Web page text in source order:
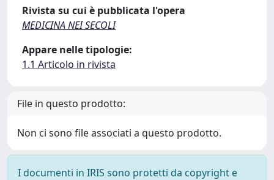
Rivista su cui è pubblicata l'opera
MEDICINA NEI SECOLI
Appare nelle tipologie:
1.1 Articolo in rivista
File in questo prodotto:
Non ci sono file associati a questo prodotto.
I documenti in IRIS sono protetti da copyright e